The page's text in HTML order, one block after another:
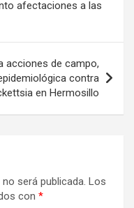
afectaciones a las
acciones de campo,
contra
en Hermosillo
será publicada. Los
con *